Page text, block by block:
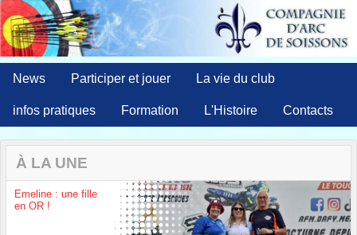
News Participer et jouer La vie du club
infos pratiques Formation L'Histoire Contacts
À LA UNE
Emeline : une fille
en OR !
Panneau de gestion des cookies